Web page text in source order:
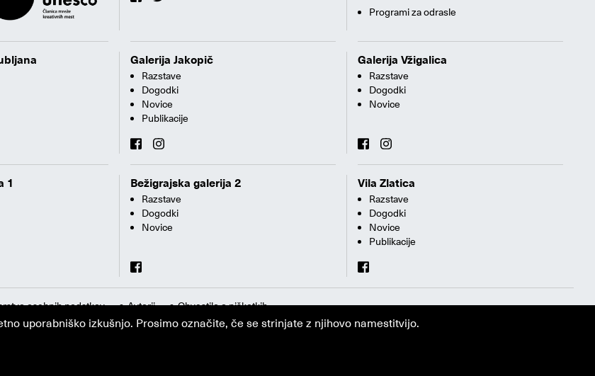
Programi za odrasle
Galerija Jakopič
Razstave
Dogodki
Novice
Publikacije
Galerija Vžigalica
Razstave
Dogodki
Novice
1 Bežigrajska galerija 2
Razstave
Dogodki
Novice
Vila Zlatica
Razstave
Dogodki
Novice
Publikacije
osebnih podatkov Avtorji Obvestilo o piškotkih
uporabniško izkušnjo. Prosimo označite, če se strinjate z njihovo namestitvijo.